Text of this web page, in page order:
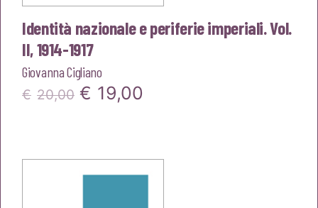
Identità nazionale e periferie imperiali. Vol.
II, 1914-1917
Giovanna Cigliano
€ 20,00 Il
era:
€ 19,00
è: